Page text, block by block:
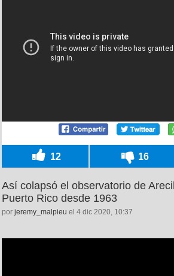
12 16
Así colapsó el observatorio de
Puerto Rico desde 1963
por jeremy_malpieu el 4 dic 2020, 10:37